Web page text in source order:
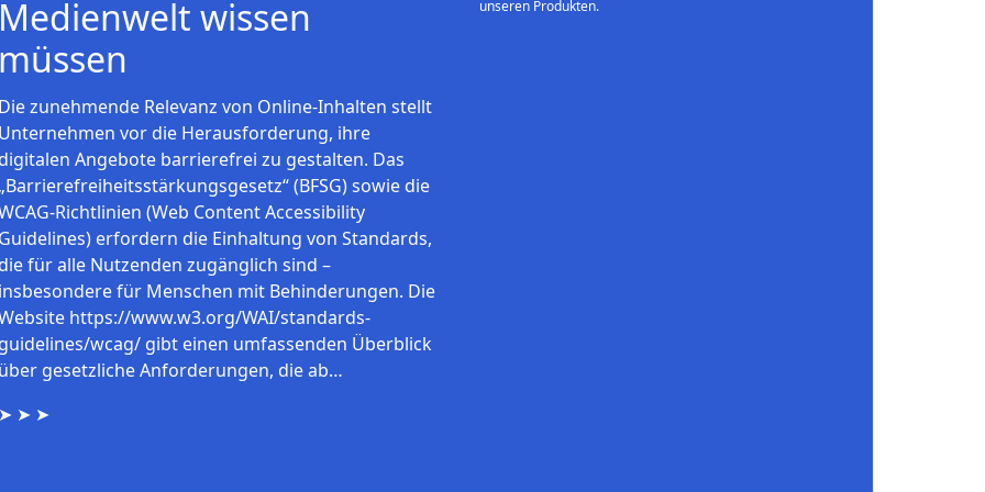
Medienwelt wissen
müssen
Die zunehmende Relevanz von Online-Inhalten stellt
Unternehmen vor die Herausforderung, ihre
digitalen Angebote barrierefrei zu gestalten. Das
„Barrierefreiheitsstärkungsgesetz“ (BFSG) sowie die
Richtlinien (Web Content Accessibility
Guidelines) erfordern die Einhaltung von Standards,
die für alle Nutzenden zugänglich sind –
insbesondere für Menschen mit Behinderungen. Die
https://www.w3.org/WAI/standards-
guidelines/wcag/ gibt einen umfassenden Überblick
über gesetzliche Anforderungen, die ab…
unseren Produkten.